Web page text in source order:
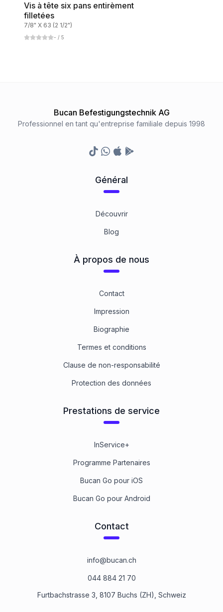
Vis à tête six pans entirèment
filletées
7/8" X 63 (2 1/2")
- / 5
Bucan Befestigungstechnik AG
Professionnel en tant qu'entreprise familiale depuis 1998
TikTokWhatsapp
Appstore
Google Play Store
Général
Découvrir
Blog
À propos de nous
Contact
Impression
Biographie
Termes et conditions
Clause de non-responsabilité
Protection des données
Prestations de service
InService+
Programme Partenaires
Bucan Go pour iOS
Bucan Go pour Android
Contact
info@bucan.ch
044 884 21 70
Furtbachstrasse 3, 8107 Buchs (ZH), Schweiz